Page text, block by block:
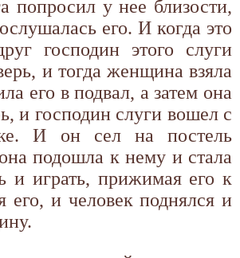
попросил у нее близости,
его. И когда это
господин этого слуги
и тогда женщина взяла
его в подвал, а затем она
и господин слуги вошел с
И он сел на постель
подошла к нему и стала
и играть, прижимая его к
его, и человек поднялся и